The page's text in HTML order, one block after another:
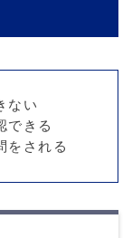
ない
できる
をされる